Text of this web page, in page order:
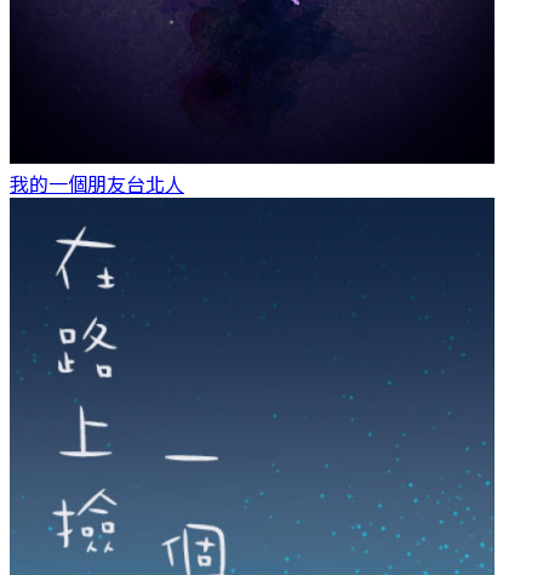
我的一個朋友台北人